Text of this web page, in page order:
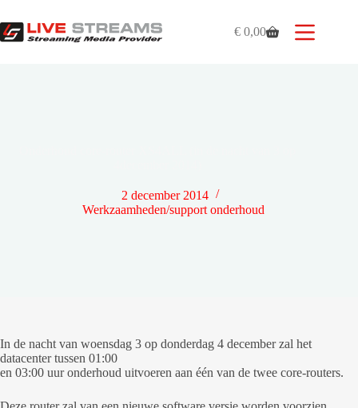
naar
de
Winkelwagen
€ 0,00
2 december 2014
Werkzaamheden/support onderhoud
In de nacht van woensdag 3 op donderdag 4 december zal het
datacenter tussen 01:00
en 03:00 uur onderhoud uitvoeren aan één van de twee core-routers.